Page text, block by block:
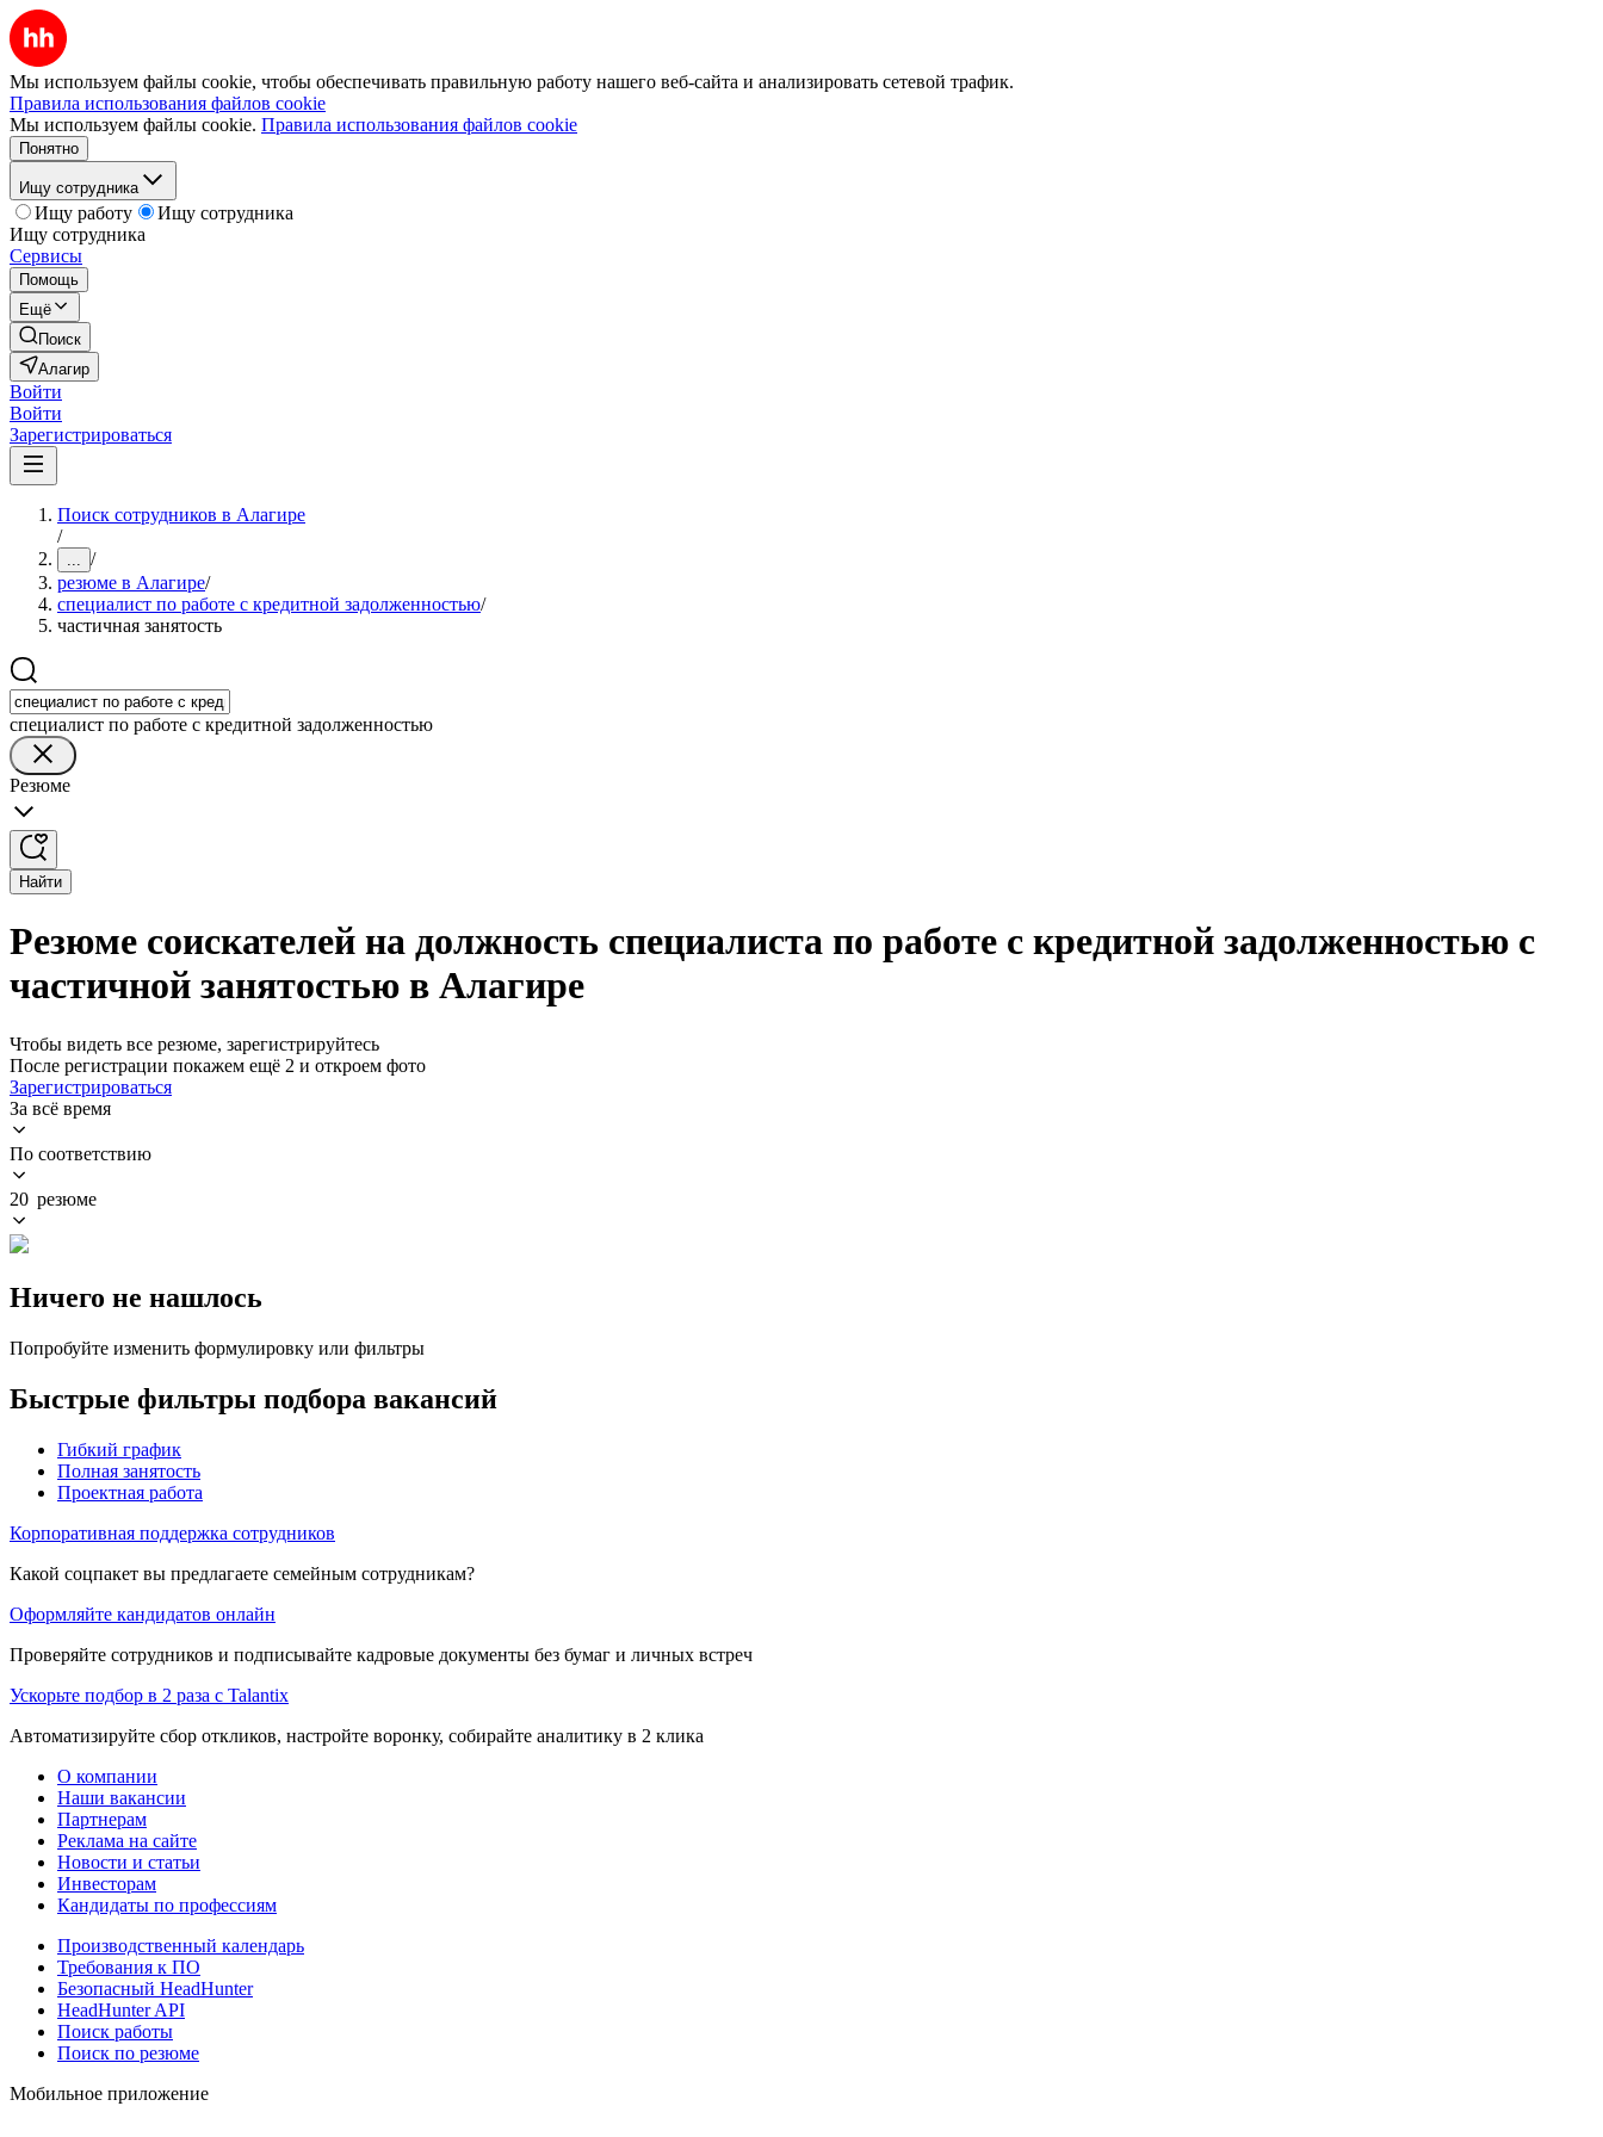
Мы используем файлы cookie, чтобы обеспечивать правильную работу нашего веб-сайта и анализировать сетевой трафик.
Правила использования файлов cookie
Мы используем файлы cookie. Правила использования файлов cookie
Понятно
Ищу сотрудника
Ищу работу
Ищу сотрудника
Ищу сотрудника
Сервисы
Помощь
Ещё
Поиск
Алагир
Войти
Войти
Зарегистрироваться
Поиск сотрудников в Алагире
/
... /
резюме в Алагире/
специалист по работе с кредитной задолженностью/
частичная занятость
специалист по работе с кредитной задолженностью
Резюме
Найти
Резюме соискателей на должность специалиста по работе с кредитной задолженностью с
частичной занятостью в Алагире
Чтобы видеть все резюме, зарегистрируйтесь
После регистрации покажем ещё 2 и откроем фото
Зарегистрироваться
За всё время
По соответствию
20 резюме
Ничего не нашлось
Попробуйте изменить формулировку или фильтры
Быстрые фильтры подбора вакансий
Гибкий график
Полная занятость
Проектная работа
Корпоративная поддержка сотрудников
Какой соцпакет вы предлагаете семейным сотрудникам?
Оформляйте кандидатов онлайн
Проверяйте сотрудников и подписывайте кадровые документы без бумаг и личных встреч
Ускорьте подбор в 2 раза с Talantix
Автоматизируйте сбор откликов, настройте воронку, собирайте аналитику в 2 клика
О компании
Наши вакансии
Партнерам
Реклама на сайте
Новости и статьи
Инвесторам
Кандидаты по профессиям
Производственный календарь
Требования к ПО
Безопасный HeadHunter
HeadHunter API
Поиск работы
Поиск по резюме
Мобильное приложение